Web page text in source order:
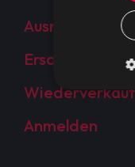
Ausrüstung
Ersatzteile
Anmelden